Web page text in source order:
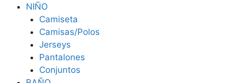
NIÑO
Camiseta
Camisas/Polos
Jerseys
Pantalones
Conjuntos